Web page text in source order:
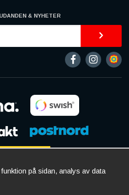
& NYHETER
på sidan, analys av data